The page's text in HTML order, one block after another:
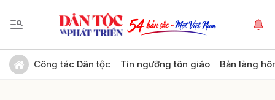
Công tác Dân tộc Tín ngưỡng tôn giáo Bản làng
Gửi bình luận